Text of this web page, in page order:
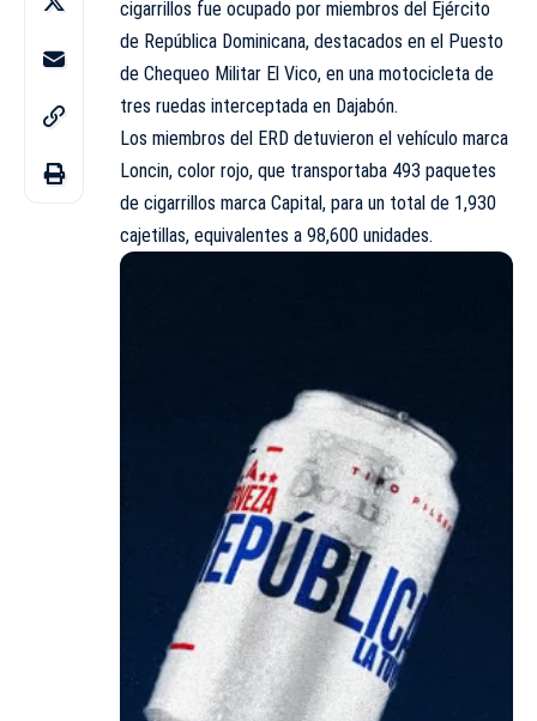
cigarrillos fue ocupado por miembros del Ejército
de República Dominicana, destacados en el Puesto
de Chequeo Militar El Vico, en una motocicleta de
tres ruedas interceptada en Dajabón.
Los miembros del ERD detuvieron el vehículo marca
Loncin, color rojo, que transportaba 493 paquetes
de cigarrillos marca Capital, para un total de 1,930
cajetillas, equivalentes a 98,600 unidades.